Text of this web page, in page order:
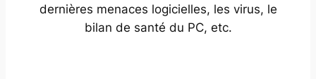
dernières menaces logicielles, les virus, le
bilan de santé du PC, etc.